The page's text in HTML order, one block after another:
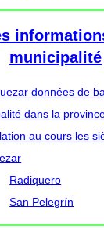
municipalité
données de
dans la
au cours les
Radiquero
San Pelegrín